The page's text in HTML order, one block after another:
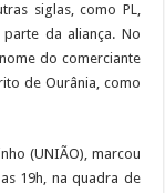
siglas, como PL,
parte da aliança. No
do comerciante
de Ourânia, como
(UNIÃO), marcou
19h, na quadra de